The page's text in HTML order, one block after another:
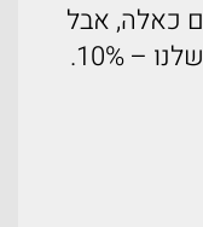
כאלה, אבל
לא הצלחנו לעמוד במטרות שלנו – 10%.